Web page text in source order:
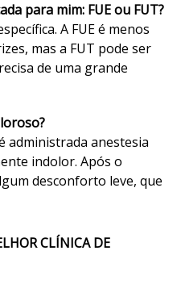
para mim: FUE ou FUT?
A FUE é menos
mas a FUT pode ser
de uma grande
administrada anestesia
indolor. Após o
desconforto leve, que